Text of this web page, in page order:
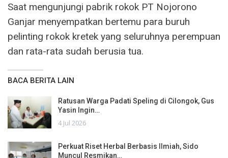
Saat mengunjungi pabrik rokok PT Nojorono
Ganjar menyempatkan bertemu para buruh
pelinting rokok kretek yang seluruhnya perempuan
dan rata-rata sudah berusia tua.
BACA BERITA LAIN
Ratusan Warga Padati Speling di Cilongok, Gus
Yasin Ingin…
4 Jul 2026
Perkuat Riset Herbal Berbasis Ilmiah, Sido
Muncul Resmikan…